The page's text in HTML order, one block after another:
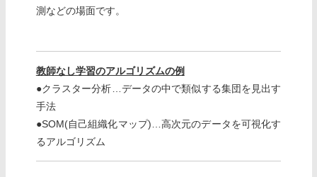
測などの場面です。
教師なし学習のアルゴリズムの例
●クラスター分析…データの中で類似する集団を見出す
手法
●SOM(自己組織化マップ)…高次元のデータを可視化す
るアルゴリズム